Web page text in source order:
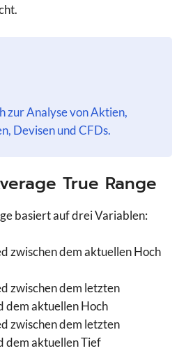
zur Analyse von Aktien,
Devisen und CFDs.
True Range
basiert auf drei Variablen:
zwischen dem aktuellen Hoch
zwischen dem letzten
dem aktuellen Hoch
zwischen dem letzten
dem aktuellen Tief